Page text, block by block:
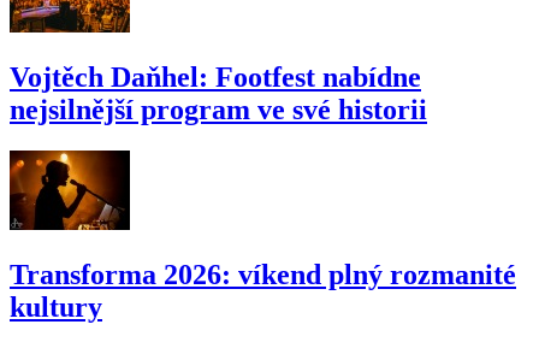
Vojtěch Daňhel: Footfest nabídne
nejsilnější program ve své historii
Transforma 2026: víkend plný rozmanité
kultury